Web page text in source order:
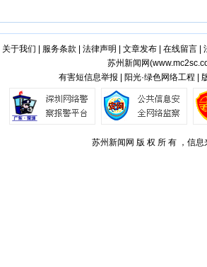
关于我们 服务条款 法律声明 文章发布| 在线留言|
苏州新闻网(
有害短信息举报 | 阳光·绿色网络工程 |
苏州新闻网 版 权 所 有 ，信